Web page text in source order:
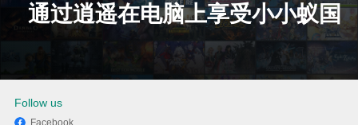
通过逍遥在电脑上享受小小蚁国
Follow us